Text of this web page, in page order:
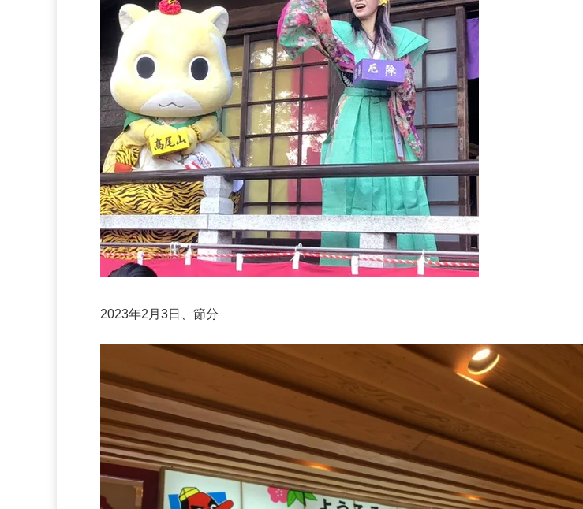
2023年2月3日、節分